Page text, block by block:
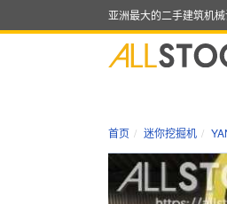
亚洲最大的二手建筑机
首页 迷你挖掘机